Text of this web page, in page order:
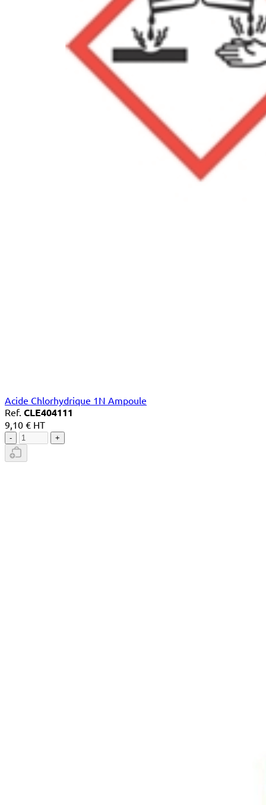
Acide Chlorhydrique 1N Ampoule
Ref. CLE404111
9,10 € HT
- +